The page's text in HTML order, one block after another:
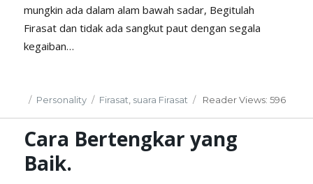
mungkin ada dalam alam bawah sadar, Begitulah
Firasat dan tidak ada sangkut paut dengan segala
kegaiban…
Posted
Categories
Personality Tags
Firasat, suara Firasat ReaderViews: 596
Cara Bertengkar yang
Baik.